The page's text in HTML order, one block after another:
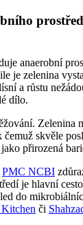
anaerobní
je zelenina
a růstu
dílo.
Zelenina
skvěle
přirozená
PMC NCBI
je hlavní
do
či